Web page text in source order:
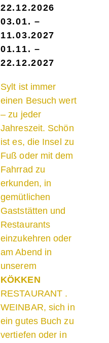
22.12.2026
03.01. –
11.03.2027
01.11. –
22.12.2027
Sylt ist immer
einen Besuch wert
– zu jeder
Jahreszeit. Schön
ist es, die Insel zu
Fuß oder mit dem
Fahrrad zu
erkunden, in
gemütlichen
Gaststätten und
Restaurants
einzukehren oder
am Abend in
unserem
KÖKKEN
RESTAURANT .
WEINBAR, sich in
ein gutes Buch zu
vertiefen oder in